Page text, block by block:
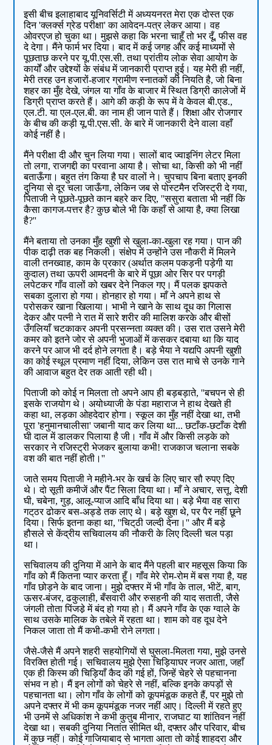
इसी बीच इलाहाबाद यूनिवर्सिटी में अध्ययनरत मेरा एक दोस्त एक
दिन 'क्लर्क्स ग्रेड परीक्षा' का आवेदन-पत्र लेकर आया। वह
ओवरएज हो चुका था। मुझसे कहा कि भरना चाहूँ तो भर दूँ, फीस वह
दे देगा। मैंने फार्म भर दिया। बाद में कई जगह और कई माध्यमों से
पूछताछ करने पर यू.पी.एस.सी. तथा प्रांतीय लोक सेवा आयोग के
कार्यों और उद्देश्यों के संबंध में जानकारी प्राप्त हुई। यह मेरी ही नहीं,
मेरी तरह उन हजारों-हजार ग्रामीण स्नातकों की नियति है, जो बिना
शहर का मुँह देखे, जंगल या गाँव के बाजार में स्थित डिग्री कालेजों में
डिग्री प्राप्त करते हैं। आगे की कड़ी के रूप में वे केवल बी.एड.,
एल.टी. या एल-एल.बी. का नाम ही जान पाते हैं। शिक्षा और रोजगार
के बीच की कड़ी यू.पी.एस.सी. के बारे में जानकारी देने वाला वहाँ
कोई नहीं है।
मैंने परीक्षा दी और चुन लिया गया। सालों बाद ज्वाइनिंग लेटर मिला
तो लगा, राजगद्दी का परवाना आया है। सोचा था, किसी को भी नहीं
बताऊँगा। बहुत तंग किया है घर वालों ने। चुपचाप बिना बताए इनकी
दुनिया से दूर चला जाऊँगा, लेकिन जब से पोस्टमैन रजिस्ट्री दे गया,
पिताजी ने पूछते-पूछते कान बहरे कर दिए, ''ससुरा बताता भी नहीं कि
कैसा कागज-पत्तर है? कुछ बोले भी कि कहाँ से आया है, क्या लिखा
है?''
मैंने बताया तो उनका मुँह खुशी से खुला-का-खुला रह गया। पान की
पीक दाढ़ी तक बह निकली। संक्षेप में उन्होंने उस नौकरी में मिलने
वाली तनख्वाह, काम के प्रकार (अर्थात कलम पकड़नी पड़ेगी या
कुदाल) तथा ऊपरी आमदनी के बारे में पूछा ओर सिर पर पगड़ी
लपेटकर गाँव वालों को खबर देने निकल गए। मैं पलक झपकते
सबका दुलारा हो गया। होनहार हो गया। माँ ने अपने हाथ से
परोसकर खाना खिलाया। भाभी ने खाने के साथ दूध का गिलास
देकर और पत्नी ने रात में सारे शरीर की मालिश करके और बीसों
उँगलियाँ चटकाकर अपनी प्रसन्नता व्यक्त की। उस रात उसने मेरी
कमर को इतने जोर से अपनी भुजाओं में कसकर दबाया था कि याद
करने पर आज भी दर्द होने लगता है। बड़े भैया ने यद्यपि अपनी खुशी
का कोई स्थूल प्रमाण नहीं दिया, लेकिन उस रात माचे से उनके गाने
की आवाज बहुत देर तक आती रही थी।
पिताजी को कोई न मिलता तो अपने आप ही बड़बड़ाते, ''बचपन से ही
इसके राजयोग थे। अयोध्याजी के पंडा महाराज ने हाथ देखते ही
कहा था, लड़का ओहदेदार होगा। स्कूल का मुँह नहीं देखा था, तभी
पूरा 'हनुमानचालीसा' जबानी याद कर लिया था... छटाँक-छटाँक देशी
घी दाल में डालकर पिलाया है जी। गाँव में और किसी लड़के को
सरकार ने रजिस्ट्री भेजकर बुलाया कभी! राजकाज चलाना सबके
वश की बात नहीं होती।''
जाते समय पिताजी ने महीने-भर के खर्च के लिए चार सौ रुपए दिए
थे। दो सूती कमीजें और पैंट सिला दिया था। माँ ने अचार, सत्तू, देशी
घी, चबेना, गुड़, आलू-प्याज आदि बाँध दिया था। बड़े भैया वह सारा
गट्‌ठर ढोकर बस-अड्डे तक लाए थे। बड़े खुश थे, पर पैर नहीं छूने
दिया। सिर्फ इतना कहा था, ''चिट्‌ठी जल्दी देना।'' और मैं बड़े
हौसले से केंद्रीय सचिवालय की नौकरी के लिए दिल्ली चल पड़ा
था।
सचिवालय की दुनिया में आने के बाद मैंने पहली बार महसूस किया कि
गाँव को मैं कितना प्यार करता हूँ। गाँव मेरे रोम-रोम में बस गया है, यह
गाँव छोड़ने के बाद जाना। मुझे दफ्तर में भी गाँव के ताल, भीटें, बाग,
ऊसर-बंजर, ढकुलाही, बँसवारी और रुसहनी की याद सताती, जैसे
जंगली तोता पिंजडे़ में बंद हो गया हो। मैं अपने गाँव के एक ग्वाले के
साथ उसके मालिक के तबेले में रहता था। शाम को वह दूध देने
निकल जाता तो मैं कभी-कभी रोने लगता।
जैसे-जैसे मैं अपने शहरी सहयोगियों से घुसला-मिलता गया, मुझे उनसे
विरक्ति होती गई। सचिवालय मुझे ऐसा चिड़ियाघर नजर आता, जहाँ
एक ही किस्म की चिड़ियाँ कैद की गई हों, जिन्हें चेहरे से पहचानना
संभव न हो। मैं इन लोगों को चेहरे से नहीं, बल्कि इनके कपड़ों से
पहचानता था। लोग गाँव के लोगों को कूपमंडूक कहते हैं, पर मुझे तो
अपने दफ्तर में भी कम कूपमंडूक नजर नहीं आए। दिल्ली में रहते हुए
भी उनमें से अधिकांश ने कभी कुतुब मीनार, राजघाट या शांतिवन नहीं
देखा था। सबकी दुनिया नितांत सीमित थी, दफ्तर और परिवार, बीच
में कुछ नहीं। कोई गाजियाबाद से भागता आता तो कोई शाहदरा और